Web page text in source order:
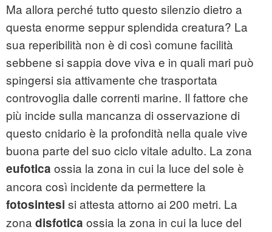
Ma allora perché tutto questo silenzio dietro a
questa enorme seppur splendida creatura? La
sua reperibilità non è di così comune facilità
sebbene si sappia dove viva e in quali mari può
spingersi sia attivamente che trasportata
controvoglia dalle correnti marine. Il fattore che
più incide sulla mancanza di osservazione di
questo cnidario è la profondità nella quale vive
buona parte del suo ciclo vitale adulto. La zona
eufotica ossia la zona in cui la luce del sole è
ancora così incidente da permettere la
fotosintesi si attesta attorno ai 200 metri. La
zona disfotica ossia la zona in cui la luce del